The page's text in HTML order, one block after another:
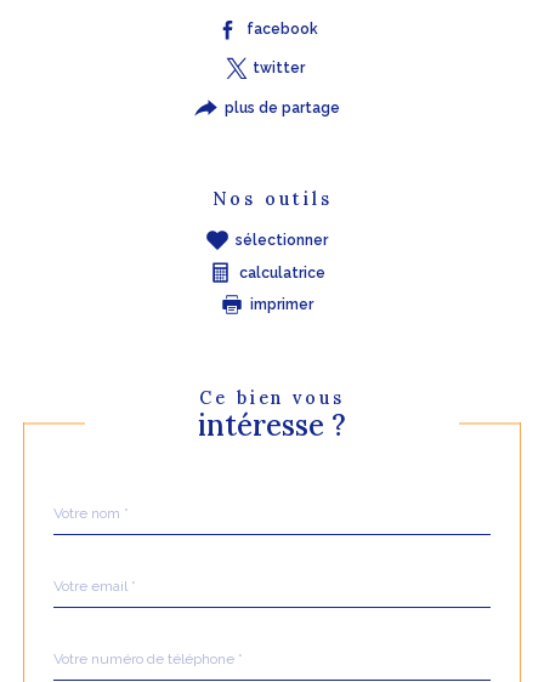
facebook
twitter
plus de partage
Nos outils
sélectionner
calculatrice
imprimer
Ce bien vous
intéresse ?
par
*
*
*